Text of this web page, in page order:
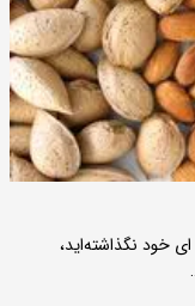
ای خود نگذاشته‌اید،